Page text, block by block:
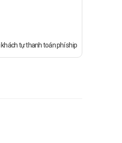
tự thanh toán phí ship